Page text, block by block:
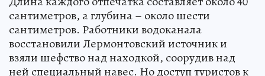
сантиметров, а глубина – около шести
сантиметров. Работники водоканала
восстановили Лермонтовский источник и
взяли шефство над находкой, соорудив над
ней специальный навес. Но доступ туристов к